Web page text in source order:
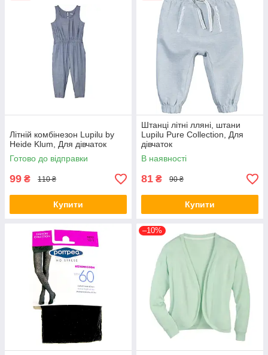
Літній комбінезон Lupilu by
Heide Klum, Для дівчаток
Готово до відправки
99 ₴ 110 ₴
Купити
Штанці літні лляні, штани
Lupilu Pure Collection, Для
дівчаток
В наявності
81 ₴ 90 ₴
Купити
–10%